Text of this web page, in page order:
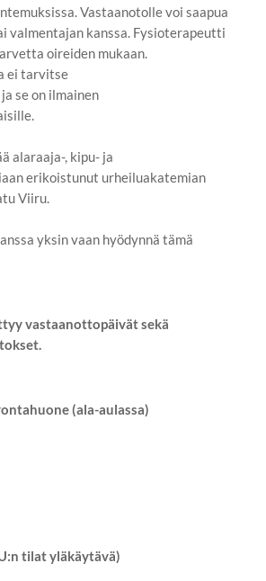
Vastaanotolle voi saapua
valmentajan kanssa. Fysioterapeutti
oireiden mukaan.
ei tarvitse
se on ilmainen
alaraaja-, kipu- ja
erikoistunut urheiluakatemian
Viiru.
yksin vaan hyödynnä tämä
vastaanottopäivät sekä
(ala-aulassa)
tilat yläkäytävä)